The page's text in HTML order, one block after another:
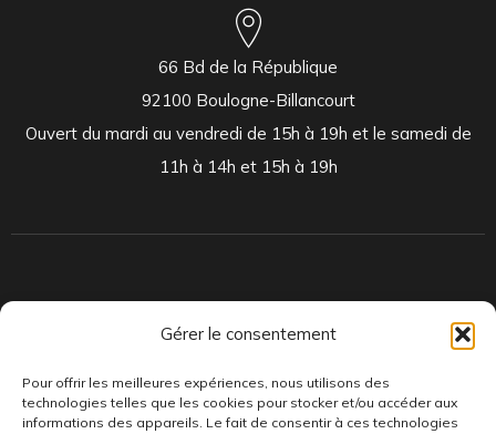
Gérer le consentement
Pour offrir les meilleures expériences, nous utilisons des
technologies telles que les cookies pour stocker et/ou accéder aux
informations des appareils. Le fait de consentir à ces technologies
66 Bd de la République
92100 Boulogne-Billancourt
Ouvert du mardi au vendredi de 15h à 19h et le samedi de
11h à 14h et 15h à 19h
toujours des pépites musicales, dont des vinyles rares et exclusifs.